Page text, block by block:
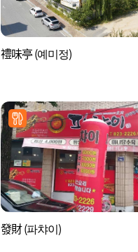
禮味亭 (예미정)
發財 (파챠이)